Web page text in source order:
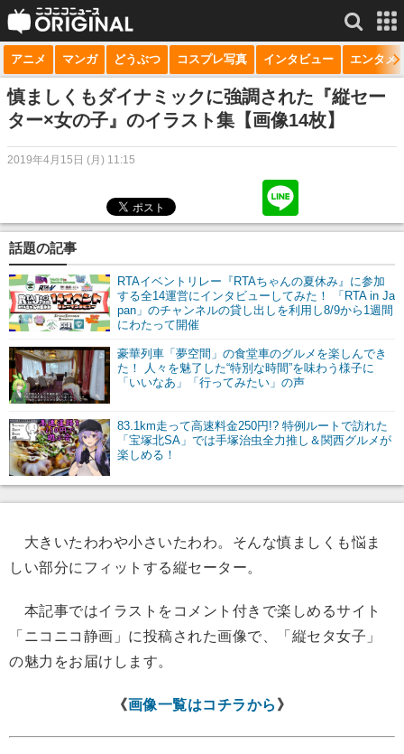
サービス一覧 もっと見る
niconico
動画
生放送
チャンネル
マンガ
ニコニコQ
アニメ マンガ どうぶつ コスプレ写真 インタビュー エンタメ
慎ましくもダイナミックに強調された『縦セー
ター×女の子』のイラスト集【画像14枚】
2019年4月15日 (月) 11:15
話題の記事
RTAイベントリレー『RTAちゃんの夏休み』に参加
する全14運営にインタビューしてみた！ 「RTA in Ja
pan」のチャンネルの貸し出しを利用し8/9から1週間
にわたって開催
豪華列車「夢空間」の食堂車のグルメを楽しんでき
た！ 人々を魅了した“特別な時間”を味わう様子に
「いいなあ」「行ってみたい」の声
83.1km走って高速料金250円!? 特例ルートで訪れた
「宝塚北SA」では手塚治虫全力推し＆関西グルメが
楽しめる！
大きいたわわや小さいたわわ。そんな慎ましくも悩ま
しい部分にフィットする縦セーター。
本記事ではイラストをコメント付きで楽しめるサイト
「ニコニコ静画」に投稿された画像で、「縦セタ女子」
の魅力をお届けします。
《画像一覧はコチラから 》